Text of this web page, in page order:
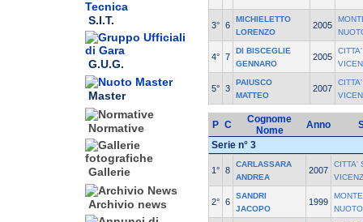
S.I.T.
G.U.G.
Master
Normative
Gallerie
Archivio news
3° 6
MICHIELETTO
LORENZO
2005
4° 7
DI BISCEGLIE
GENNARO
2005
5° 3
PAIUSCO
MATTEO
2007
P C
Cognome
Nome
Anno
Serie n° 3
1° 8
CARLASSARA
ANDREA
2007
CITTA'
2° 6
SANDRI
JACOPO
1999